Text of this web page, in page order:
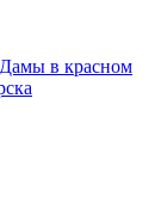
Дамы в красном